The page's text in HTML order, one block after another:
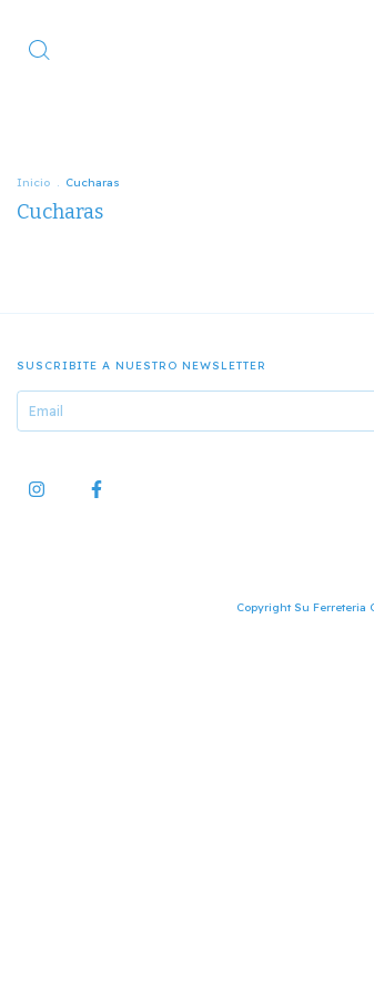
Inicio . Cucharas
Cucharas
SUSCRIBITE A NUESTRO NEWSLETTER
Copyright Su Ferreteria